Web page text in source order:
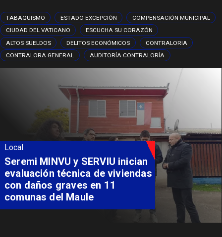
TABAQUISMO ESTADO EXCEPCIÓN
COMPENSACIÓN MUNICIPAL
CIUDAD DEL VATICANO
ESCUCHA SU CORAZÓN
ALTOS SUELDOS
DELITOS ECONÓMICOS
CONTRALORIA
CONTRALORA GENERAL
AUDITORÍA CONTRALORÍA
Local
Seremi MINVU y SERVIU inician
evaluación técnica de viviendas
con daños graves en 11
comunas del Maule